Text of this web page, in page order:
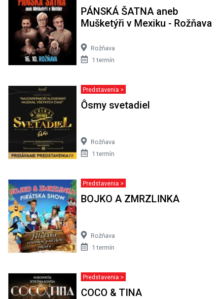
PÁNSKÁ ŠATNA aneb
Mušketýři v Mexiku - Rožňava
Rožňava
1 termín
Predstavenia >
Ôsmy svetadiel
Rožňava
1 termín
Predstavenia >
BOJKO A ZMRZLINKA
Rožňava
1 termín
Predstavenia >
COCO & TINA